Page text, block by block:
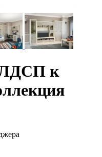
ЛДСП к